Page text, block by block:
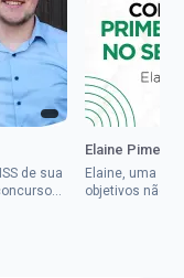
de sua
Elaine
Elaine, uma
objetivos não